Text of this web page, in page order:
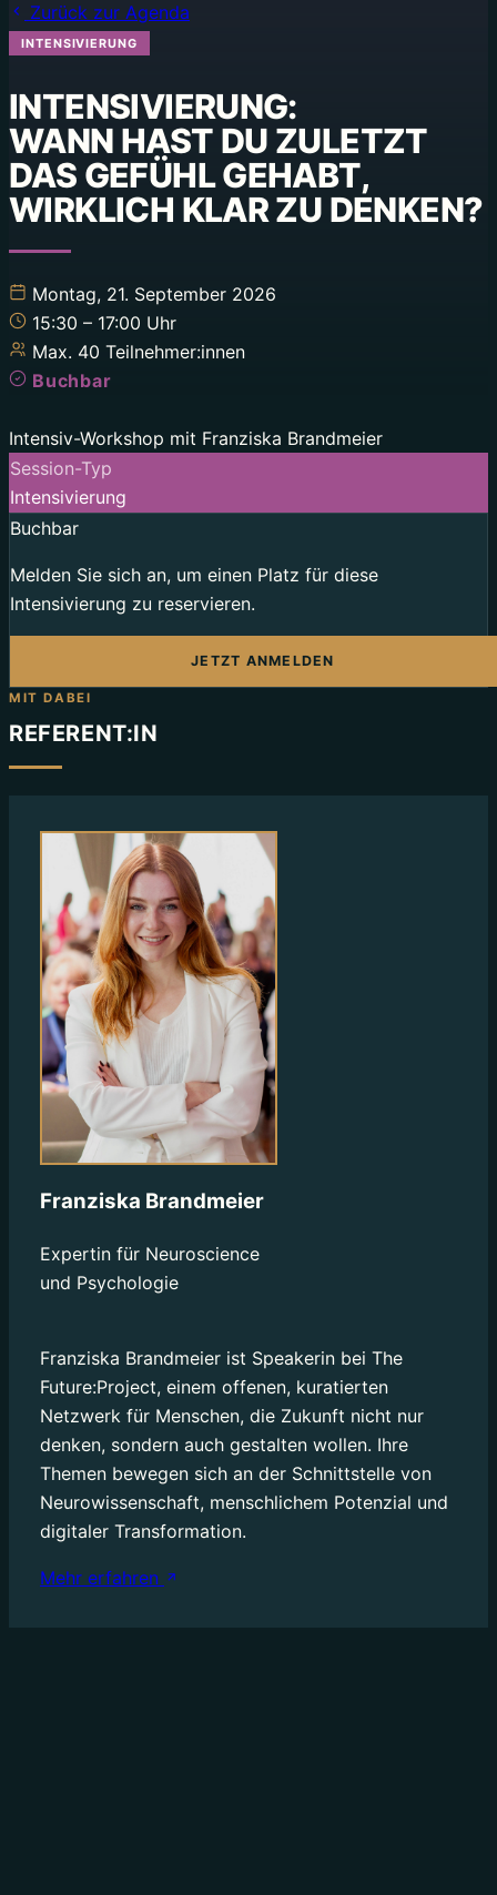
Zurück zur Agenda
INTENSIVIERUNG
INTENSIVIERUNG:
WANN HAST DU ZULETZT
DAS GEFÜHL GEHABT,
Montag, 21. September 2026
15:30 – 17:00 Uhr
Max. 40 Teilnehmer:innen
Buchbar
Session-Typ
Intensivierung
Buchbar
Melden Sie sich an, um einen Platz für diese
Intensivierung zu reservieren.
JETZT ANMELDEN
MIT DABEI
REFERENT:IN
Franziska Brandmeier
Expertin für Neuroscience
und Psychologie
Franziska Brandmeier ist Speakerin bei The
Future:Project, einem offenen, kuratierten
Netzwerk für Menschen, die Zukunft nicht nur
denken, sondern auch gestalten wollen. Ihre
Themen bewegen sich an der Schnittstelle von
Neurowissenschaft, menschlichem Potenzial und
Mehr erfahren